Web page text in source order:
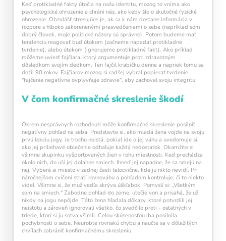
Pravidelný krátky tréningpodporuje
neuroplasticitu mozgu , zlepšuje pozornosť,
pamäť aj mentálnu flexibilitu.
Keď protikladné fakty útočia na našu identitu, mozog to vníma ako
psychologické ohrozenie a chráni nás, ako keby šlo o skutočné fyzické
ohrozenie. Obzvlášť stresujúce je, ak sa k nám dostane informácia v
rozpore s hlboko zakorenenými presvedčeniami o sebe (napríklad som
dobrý človek, moje politické názory sú správne). Potom budeme mať
tendenciu reagovať buď útokom (začneme napadať protikladné
tvrdenie), alebo útekom (ignorujeme protikladný fakt). Ako príklad
môžeme uviesť fajčiara, ktorý argumentuje proti zdravotným
dôsledkom svojím dedkom. Ten fajčil krabičku denne a napriek tomu sa
dožil 90 rokov. Fajčiarov mozog si radšej vybral popierať tvrdenie
"fajčenie negatívne ovplyvňuje zdravie", aby zachoval svoju integritu.
V čom konfirmačné skreslenie škodí
Okrem nesprávnych rozhodnutí môže konfirmačné skreslenie posilniť
negatívny pohľad na seba. Predstavte si, ako mladá žena vojde na svoju
prvú lekciu jogy. Je trochu neistá, pokiaľ ide o jej váhu a uvedomuje si,
ako jej priliehavé oblečenie odhaľuje každý nedostatok. Okamžite si
všimne skupinku vyšportovaných žien v rohu miestnosti. Keď prechádza
okolo nich, do uší jej doľahne smiech. Ihneď jej napadne, že sa smejú na
nej. Vyberá si miesto v zadnej časti telocvične, kde ju nikto nevidí. Pri
náročnejšom cvičení stratí rovnováhu a pohľadom kontroluje, či to niekto
videl. Všimne si, že muž vedľa skrýva úškľabok. Pomyslí si: „Všetkým
som na smiech." Zabodne pohľad do zeme, utečie von a prisahá, že už
nikdy na jogu nepôjde. Táto žena hľadala dôkazy, ktoré potvrdili jej
neistotu a zároveň ignorovali všetko, čo svedčilo proti - ostatných v
triede, ktorí si ju sotva všimli. Celou skúsenosťou iba posilnila
pochybnosti o sebe. Neurobte rovnakú chybu a naučte sa v dôležitých
chvíľach zabrániť konfirmačnému skresleniu.